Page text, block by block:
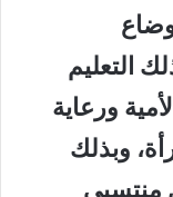
التعليم
ورعاية
وبذلك
منتسبي